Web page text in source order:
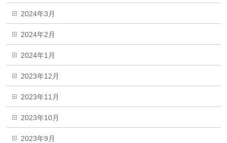
2024年3月
2024年2月
2024年1月
2023年12月
2023年11月
2023年10月
2023年9月